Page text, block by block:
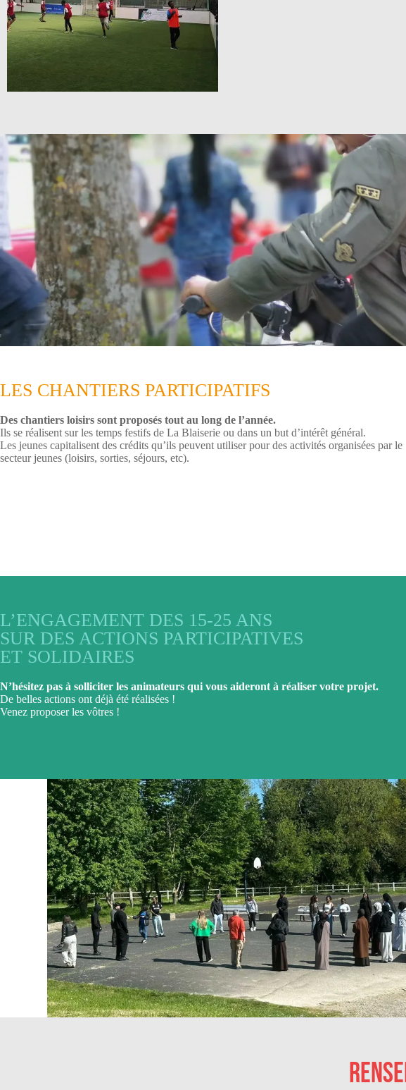
LES CHANTIERS PARTICIPATIFS
Des chantiers loisirs sont proposés tout au long de l’année.
Ils se réalisent sur les temps festifs de La Blaiserie ou dans un but d’intérêt général.
Les jeunes capitalisent des crédits qu’ils peuvent utiliser pour des activités organisées par le
secteur jeunes (loisirs, sorties, séjours, etc).
L’ENGAGEMENT DES 15-25 ANS
SUR DES ACTIONS PARTICIPATIVES
ET SOLIDAIRES
N’hésitez pas à solliciter les animateurs qui vous aideront à réaliser votre projet.
De belles actions ont déjà été réalisées !
Venez proposer les vôtres !